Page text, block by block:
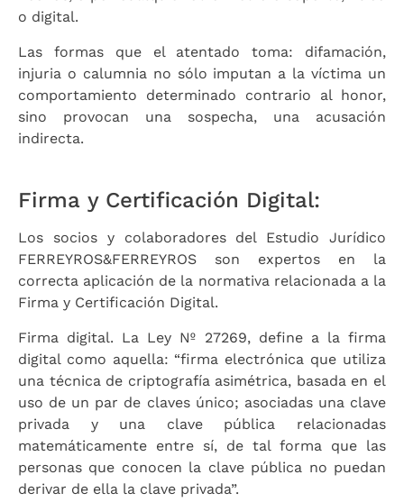
o digital.
Las formas que el atentado toma: difamación,
injuria o calumnia no sólo imputan a la víctima un
comportamiento determinado contrario al honor,
sino provocan una sospecha, una acusación
indirecta.
Firma y Certificación Digital:
Los socios y colaboradores del Estudio Jurídico
FERREYROS&FERREYROS son expertos en la
correcta aplicación de la normativa relacionada a la
Firma y Certificación Digital.
Firma digital. La Ley Nº 27269, define a la firma
digital como aquella: “firma electrónica que utiliza
una técnica de criptografía asimétrica, basada en el
uso de un par de claves único; asociadas una clave
privada y una clave pública relacionadas
matemáticamente entre sí, de tal forma que las
personas que conocen la clave pública no puedan
derivar de ella la clave privada”.